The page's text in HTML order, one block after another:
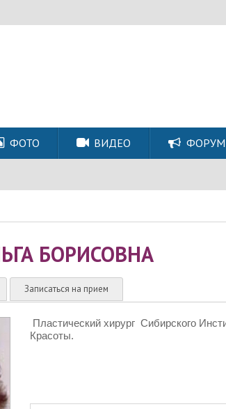
ФОТО ВИДЕО ФОРУМ
БОРИСОВНА
Записаться на прием
Пластический хирург Сибирского
Красоты.